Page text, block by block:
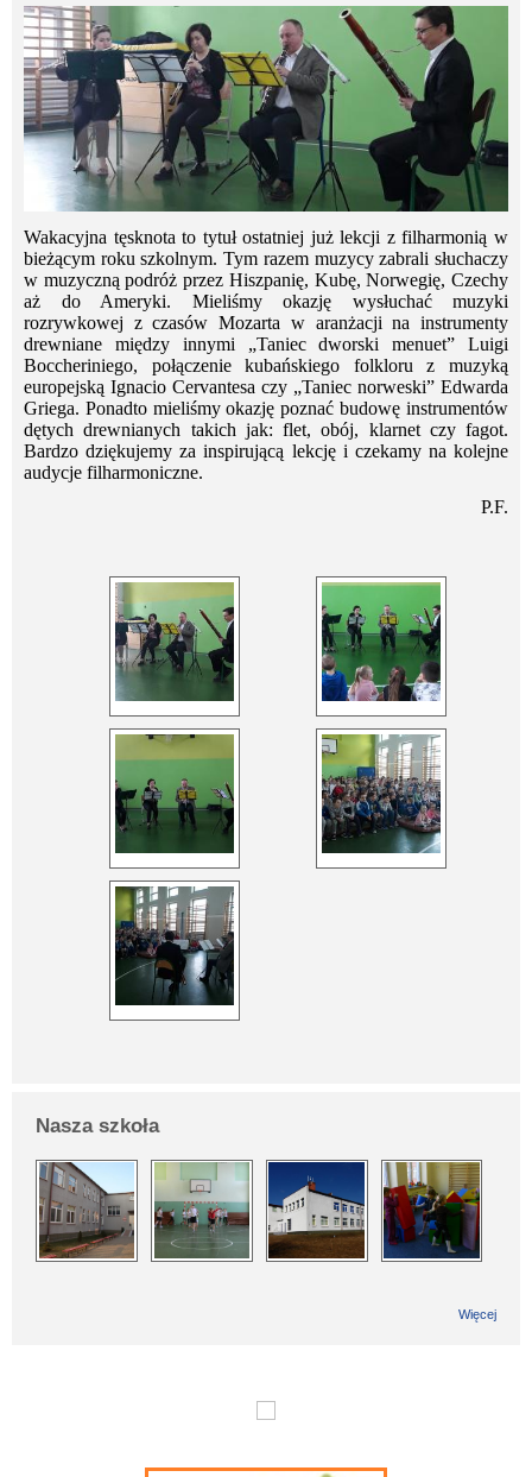
Wakacyjna tęsknota to tytuł ostatniej już lekcji z filharmonią w
bieżącym roku szkolnym. Tym razem muzycy zabrali słuchaczy
w muzyczną podróż przez Hiszpanię, Kubę, Norwegię, Czechy
aż do Ameryki. Mieliśmy okazję wysłuchać muzyki
rozrywkowej z czasów Mozarta w aranżacji na instrumenty
drewniane między innymi „Taniec dworski menuet” Luigi
Boccheriniego, połączenie kubańskiego folkloru z muzyką
europejską Ignacio Cervantesa czy „Taniec norweski” Edwarda
Griega. Ponadto mieliśmy okazję poznać budowę instrumentów
dętych drewnianych takich jak: flet, obój, klarnet czy fagot.
Bardzo dziękujemy za inspirującą lekcję i czekamy na kolejne
audycje filharmoniczne.
P.F.
Nasza szkoła
Więcej